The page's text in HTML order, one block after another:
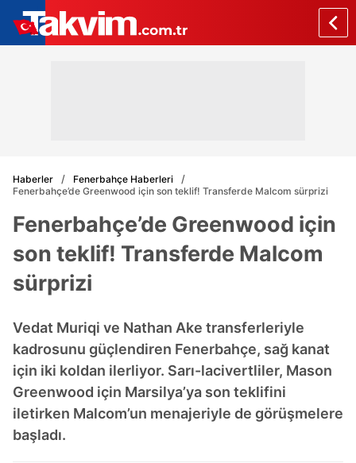
Haberler
Fenerbahçe Haberleri
Fenerbahçe’de Greenwood için son teklif! Transferde Malcom sürprizi
Fenerbahçe’de Greenwood için
son teklif! Transferde Malcom
sürprizi
Vedat Muriqi ve Nathan Ake transferleriyle
kadrosunu güçlendiren Fenerbahçe, sağ kanat
için iki koldan ilerliyor. Sarı-lacivertliler, Mason
Greenwood için Marsilya’ya son teklifini
iletirken Malcom’un menajeriyle de görüşmelere
başladı.